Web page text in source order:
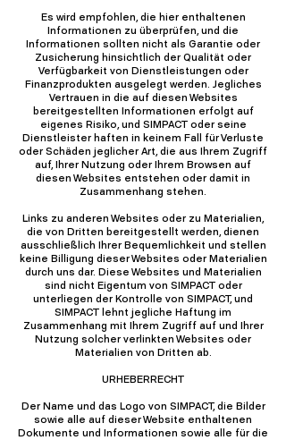
Es wird empfohlen, die hier enthaltenen
Informationen zu überprüfen, und die
Informationen sollten nicht als Garantie oder
Zusicherung hinsichtlich der Qualität oder
Verfügbarkeit von Dienstleistungen oder
Finanzprodukten ausgelegt werden. Jegliches
Vertrauen in die auf diesen Websites
bereitgestellten Informationen erfolgt auf
eigenes Risiko, und SIMPACT oder seine
Dienstleister haften in keinem Fall für Verluste
oder Schäden jeglicher Art, die aus Ihrem Zugriff
auf, Ihrer Nutzung oder Ihrem Browsen auf
diesen Websites entstehen oder damit in
Zusammenhang stehen.
Links zu anderen Websites oder zu Materialien,
die von Dritten bereitgestellt werden, dienen
ausschließlich Ihrer Bequemlichkeit und stellen
keine Billigung dieser Websites oder Materialien
durch uns dar. Diese Websites und Materialien
sind nicht Eigentum von SIMPACT oder
unterliegen der Kontrolle von SIMPACT, und
SIMPACT lehnt jegliche Haftung im
Zusammenhang mit Ihrem Zugriff auf und Ihrer
Nutzung solcher verlinkten Websites oder
Materialien von Dritten ab.
URHEBERRECHT
Der Name und das Logo von SIMPACT, die Bilder
sowie alle auf dieser Website enthaltenen
Dokumente und Informationen sowie alle für die